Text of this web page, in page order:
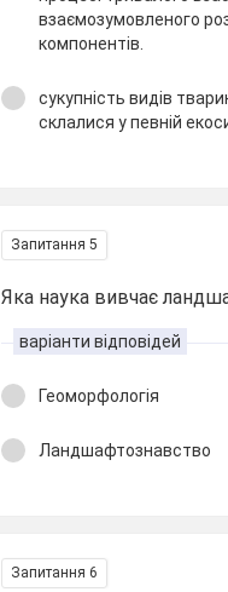
взаємозумовленого
компонентів.
сукупність видів
склалися у певній
Запитання 5
Яка наука вивчає
варіанти відповідей
Геоморфологія
Ландшафтознавство
Запитання 6